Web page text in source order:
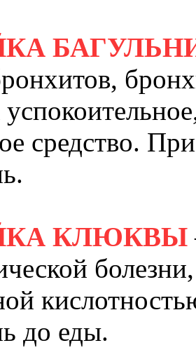
средство.
КЛЮКВЫ
до еды.